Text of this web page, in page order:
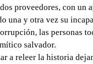
proveedores, con un
una y otra vez su
las personas
salvador.
a releer la historia